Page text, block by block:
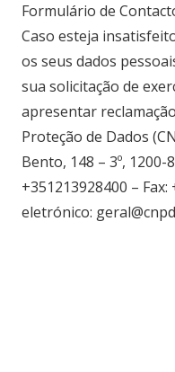
Formulário de
Caso esteja
os seus dados
sua solicitação de
apresentar
Proteção de Dados
Bento, 148 – 3º,
+351213928400 –
eletrónico: